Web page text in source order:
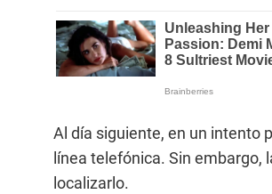
Al día siguiente, en un intento
línea telefónica. Sin embargo,
localizarlo.